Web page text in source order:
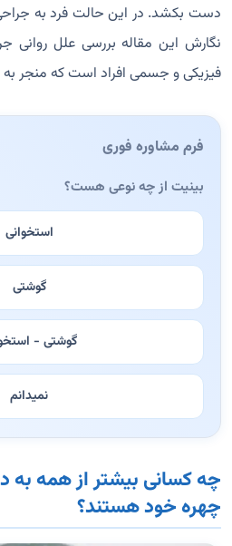
دست بکشد. در این حالت فرد به
نگارش این مقاله بررسی علل روانی
فیزیکی و جسمی افراد است که منجر به
فرم مشاوره فوری
بینیت از چه نوعی هست؟
استخوانی
گوشتی
گوشتی -
نمیدانم
چه کسانی بیشتر از همه به
چهره خود هستند؟